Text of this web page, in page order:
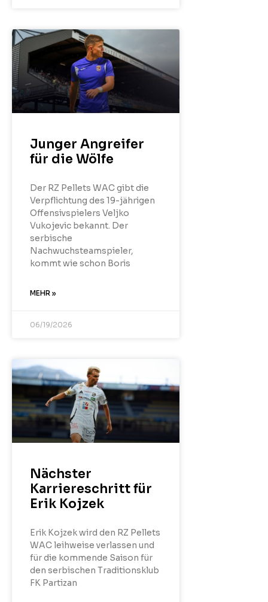
Junger Angreifer
für die Wölfe
Der RZ Pellets WAC gibt die
Verpflichtung des 19-jährigen
Offensivspielers Veljko
Vukojevic bekannt. Der
serbische
Nachwuchsteamspieler,
kommt wie schon Boris
MEHR »
06/19/2026
Nächster
Karriereschritt für
Erik Kojzek
Erik Kojzek wird den RZ Pellets
WAC leihweise verlassen und
für die kommende Saison für
den serbischen Traditionsklub
FK Partizan